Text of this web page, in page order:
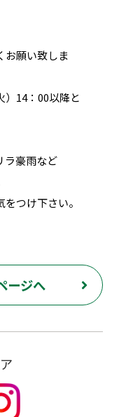
お願い致しま
14：00以降と
ラ豪雨など
つけ下さい。
ージへ